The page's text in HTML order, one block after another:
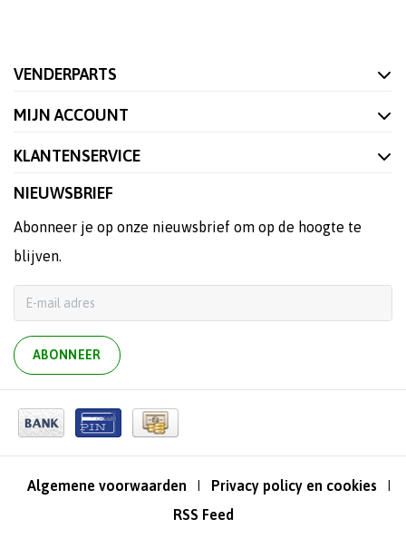
VENDERPARTS
MIJN ACCOUNT
KLANTENSERVICE
NIEUWSBRIEF
Abonneer je op onze nieuwsbrief om op de hoogte te
blijven.
ABONNEER
Algemene voorwaarden Privacy policy en cookies
RSS Feed